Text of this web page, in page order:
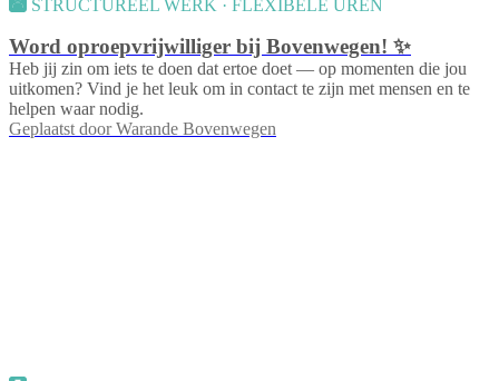
STRUCTUREEL WERK · FLEXIBELE UREN
Word oproepvrijwilliger bij Bovenwegen! ✨
Heb jij zin om iets te doen dat ertoe doet — op momenten die jou
uitkomen? Vind je het leuk om in contact te zijn met mensen en te
helpen waar nodig.
Geplaatst door Warande Bovenwegen